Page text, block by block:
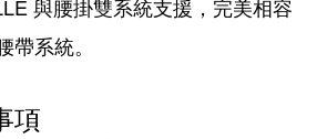
與腰掛雙系統支援，完美相容
系統。
項